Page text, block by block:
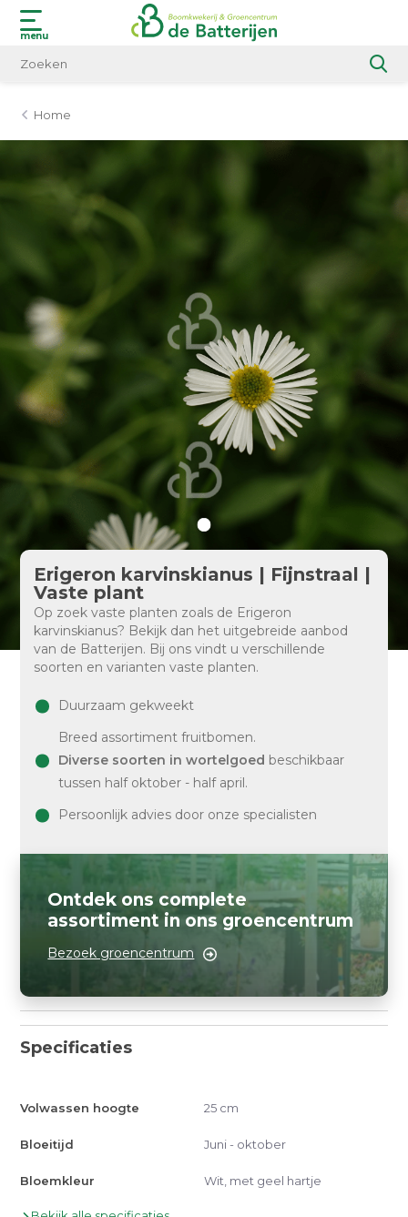
menu
Home
Erigeron karvinskianus | Fijnstraal |
Vaste plant
Op zoek vaste planten zoals de Erigeron
karvinskianus? Bekijk dan het uitgebreide aanbod
van de Batterijen. Bij ons vindt u verschillende
soorten en varianten vaste planten.
Duurzaam gekweekt
Breed assortiment fruitbomen.
Diverse soorten in wortelgoed beschikbaar
tussen half oktober - half april.
Persoonlijk advies door onze specialisten
Ontdek ons complete
assortiment in ons groencentrum
Bezoek groencentrum
Specificaties
Volwassen hoogte 25 cm
Bloeitijd Juni - oktober
Bloemkleur Wit, met geel hartje